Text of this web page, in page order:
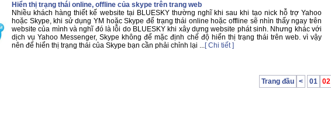
Hiển thị trạng thái online, offline của skype trên trang web
Nhiều khách hàng thiết kế website tại BLUESKY thường nghĩ khi sau khi tạo nick hỗ trợ Yahoo
hoặc Skype, khi sử dụng YM hoặc Skype để trạng thái online hoặc offline sẽ nhìn thấy ngay trên
website của mình và nghĩ đó là lỗi do BLUESKY khi xây dựng website phát sinh. Nhưng khác với
dịch vụ Yahoo Messenger, Skype không để mặc định chế độ hiển thị trạng thái trên web. vì vậy
nên để hiển thị trạng thái của Skype bạn cần phải chỉnh lại ...[ Chi tiết ]
Trang đầu < 01 02